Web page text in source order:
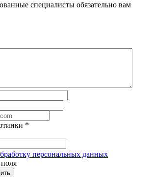
специалисты обязательно вам
*
персональных данных